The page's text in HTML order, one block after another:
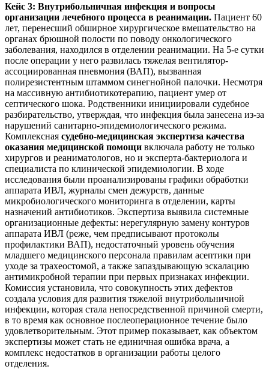
Кейс 3: Внутрибольничная инфекция и вопросы
организации лечебного процесса в реанимации. Пациент 60
лет, перенесший обширное хирургическое вмешательство на
органах брюшной полости по поводу онкологического
заболевания, находился в отделении реанимации. На 5-е сутки
после операции у него развилась тяжелая вентилятор-
ассоциированная пневмония (ВАП), вызванная
полирезистентным штаммом синегнойной палочки. Несмотря
на массивную антибиотикотерапию, пациент умер от
септического шока. Родственники инициировали судебное
разбирательство, утверждая, что инфекция была занесена из-за
нарушений санитарно-эпидемиологического режима.
Комплексная судебно-медицинская экспертиза качества
оказания медицинской помощи включала работу не только
хирургов и реаниматологов, но и эксперта-бактериолога и
специалиста по клинической эпидемиологии. В ходе
исследования были проанализированы графики обработки
аппарата ИВЛ, журналы смен дежурств, данные
микробиологического мониторинга в отделении, карты
назначений антибиотиков. Экспертиза выявила системные
организационные дефекты: нерегулярную замену контуров
аппарата ИВЛ (реже, чем предписывают протоколы
профилактики ВАП), недостаточный уровень обучения
младшего медицинского персонала правилам асептики при
уходе за трахеостомой, а также запаздывающую эскалацию
антимикробной терапии при первых признаках инфекции.
Комиссия установила, что совокупность этих дефектов
создала условия для развития тяжелой внутрибольничной
инфекции, которая стала непосредственной причиной смерти,
в то время как основное послеоперационное течение было
удовлетворительным. Этот пример показывает, как объектом
экспертизы может стать не единичная ошибка врача, а
комплекс недостатков в организации работы целого
отделения.